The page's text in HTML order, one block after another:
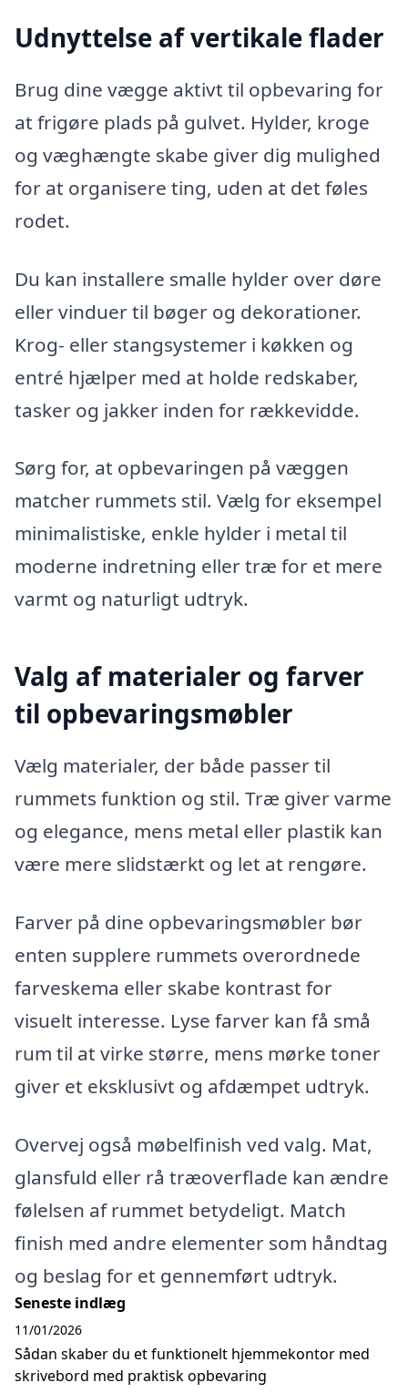
Udnyttelse af vertikale flader
Brug dine vægge aktivt til opbevaring for
at frigøre plads på gulvet. Hylder, kroge
og væghængte skabe giver dig mulighed
for at organisere ting, uden at det føles
rodet.
Du kan installere smalle hylder over døre
eller vinduer til bøger og dekorationer.
Krog- eller stangsystemer i køkken og
entré hjælper med at holde redskaber,
tasker og jakker inden for rækkevidde.
Sørg for, at opbevaringen på væggen
matcher rummets stil. Vælg for eksempel
minimalistiske, enkle hylder i metal til
moderne indretning eller træ for et mere
varmt og naturligt udtryk.
Valg af materialer og farver
til opbevaringsmøbler
Vælg materialer, der både passer til
rummets funktion og stil. Træ giver varme
og elegance, mens metal eller plastik kan
være mere slidstærkt og let at rengøre.
Farver på dine opbevaringsmøbler bør
enten supplere rummets overordnede
farveskema eller skabe kontrast for
visuelt interesse. Lyse farver kan få små
rum til at virke større, mens mørke toner
giver et eksklusivt og afdæmpet udtryk.
Overvej også møbelfinish ved valg. Mat,
glansfuld eller rå træoverflade kan ændre
følelsen af rummet betydeligt. Match
finish med andre elementer som håndtag
og beslag for et gennemført udtryk.
Seneste indlæg
Sådan skaber du et funktionelt hjemmekontor med
skrivebord med praktisk opbevaring
11/01/2026